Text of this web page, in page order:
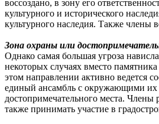
воссоздано, в зону его
культурного и исторического
культурного наследия. Также члены
Зона охраны или
Однако самая большая угроза
некоторых случаях вместо
этом направлении активно ведется
единый ансамбль с окружающими их
достопримечательного места. Члены
также принимать участие в